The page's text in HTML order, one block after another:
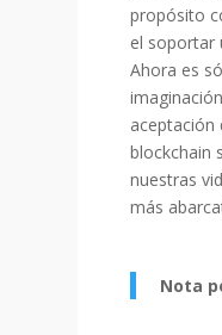
propósito
el soportar
Ahora es
aceptación
blockchain
nuestras
más
Nota